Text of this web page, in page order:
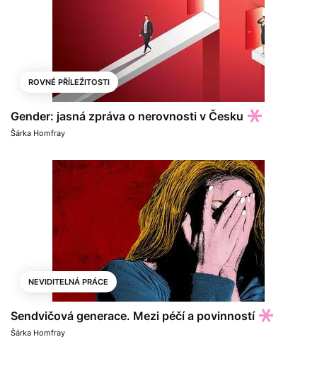
ROVNÉ PŘÍLEŽITOSTI
Gender: jasná zpráva o nerovnosti v Česku
Šárka Homfray
NEVIDITELNÁ PRÁCE
Sendvičová generace. Mezi péčí a povinností
Šárka Homfray